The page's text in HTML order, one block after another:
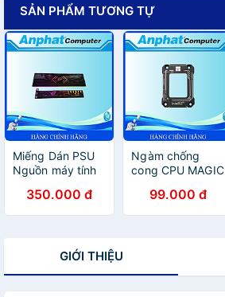
SẢN PHẨM TƯƠNG TỰ
Miếng Dán PSU
Nguồn máy tính
họa RGB - Hàng
Chính Hãng
350.000 đ
Ngàm chống
cong CPU MAGIC
(BLACK) - Hàng
Chính Hãng
99.000 đ
GIỚI THIỆU